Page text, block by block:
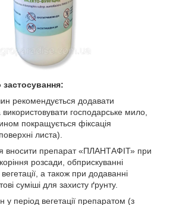
рекомендується додавати
господарське мило,
покращується фіксація
листа).
вносити препарат «ПЛАНТАФІТ» при
розсади, обприскуванні
а також при додаванні
суміші для захисту ґрунту.
період вегетації препаратом (з